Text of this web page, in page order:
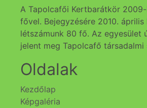
A Tapolcafői Kertbarátkör
fővel. Bejegyzésére 2010. április
létszámunk 80 fő. Az egyesület
jelent meg Tapolcafő társadalmi
Oldalak
Kezdőlap
Képgaléria